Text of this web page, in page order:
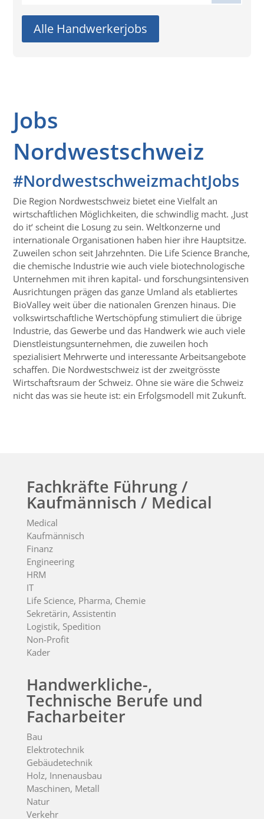
Alle Handwerkerjobs
Jobs
Nordwestschweiz
#NordwestschweizmachtJobs
Die Region Nordwestschweiz bietet eine Vielfalt an
wirtschaftlichen Möglichkeiten, die schwindlig macht. ‚Just
do it‘ scheint die Losung zu sein. Weltkonzerne und
internationale Organisationen haben hier ihre Hauptsitze.
Zuweilen schon seit Jahrzehnten. Die Life Science Branche,
die chemische Industrie wie auch viele biotechnologische
Unternehmen mit ihren kapital- und forschungsintensiven
Ausrichtungen prägen das ganze Umland als etabliertes
BioValley weit über die nationalen Grenzen hinaus. Die
volkswirtschaftliche Wertschöpfung stimuliert die übrige
Industrie, das Gewerbe und das Handwerk wie auch viele
Dienstleistungsunternehmen, die zuweilen hoch
spezialisiert Mehrwerte und interessante Arbeitsangebote
schaffen. Die Nordwestschweiz ist der zweitgrösste
Wirtschaftsraum der Schweiz. Ohne sie wäre die Schweiz
nicht das was sie heute ist: ein Erfolgsmodell mit Zukunft.
Fachkräfte Führung /
Kaufmännisch / Medical
Medical
Kaufmännisch
Finanz
Engineering
HRM
IT
Life Science, Pharma, Chemie
Sekretärin, Assistentin
Logistik, Spedition
Non-Profit
Kader
Handwerkliche-,
Technische Berufe und
Facharbeiter
Bau
Elektrotechnik
Gebäudetechnik
Holz, Innenausbau
Maschinen, Metall
Natur
Verkehr